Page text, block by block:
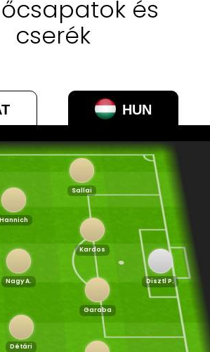
és
cserék
HUN
Disztl P.
Sallai
Kardos
Garaba
Hannich
Nagy A.
Détári